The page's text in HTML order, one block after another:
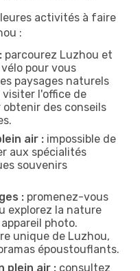
activités à faire
:
parcourez Luzhou et
pour vous
paysages naturels
visiter l'office de
des conseils
air : impossible de
aux spécialités
souvenirs
: promenez-vous
explorez la nature
photo.
unique de Luzhou,
époustouflants.
plein air : consultez